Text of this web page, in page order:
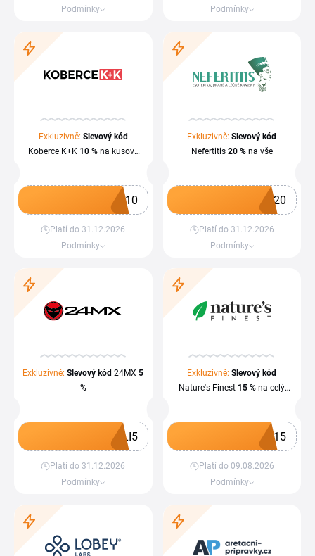
Podmínky
Podmínky
Exkluzivně: Slevový kód
Koberce K+K 10 %na kusové
Získat kupón
I10
Platí do 31.12.2026
Podmínky
Exkluzivně:Slevový kód
Nefertitis 20 %na vše
Získat kupón
P20
Platí do 31.12.2026
Podmínky
Exkluzivně:Slevový kód 24MX5
%
Získat kupón
LI5
Platí do 31.12.2026
Podmínky
Exkluzivně:Slevový kód
Nature's Finest 15 % na celý
Získat kupón
Z15
Platí do 09.08.2026
Podmínky